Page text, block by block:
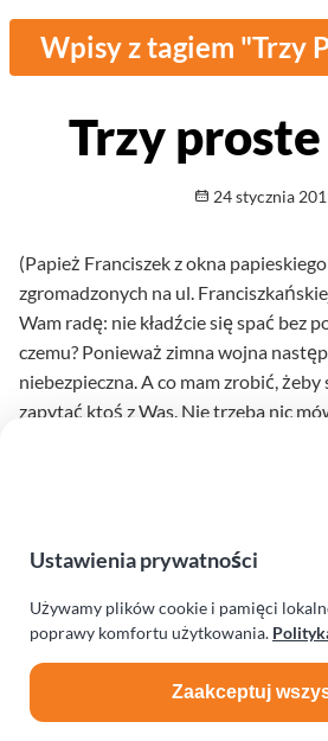
Wpisy z tagiem "Trzy
Trzy proste
Opublikowano
24 stycznia
(Papież Franciszek z okna
zgromadzonych na ul.
Wam radę: nie kładźcie się spać bez
czemu? Ponieważ zimna wojna
niebezpieczna. A co mam zrobić, żeby
zapytać ktoś z Was. Nie trzeba nic
Ustawienia prywatności
Używamy plików cookie i pamięci
poprawy komfortu użytkowania.
Zaakceptuj